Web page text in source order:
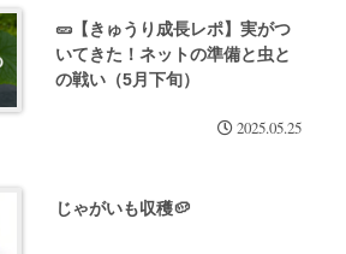
🥒【きゅうり成長レポ】実がつ
いてきた！ネットの準備と虫と
の戦い（5月下旬）
2025.05.25
じゃがいも収穫🥔